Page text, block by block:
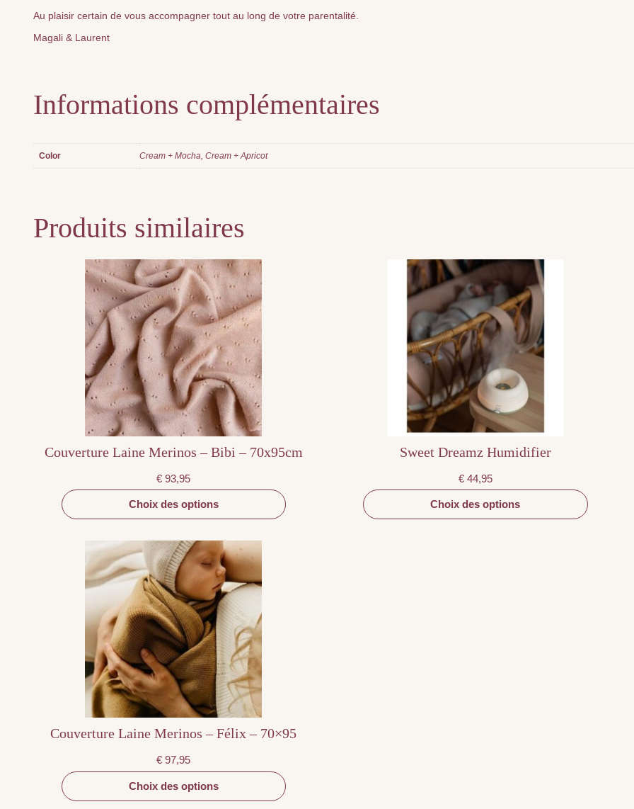
Au plaisir certain de vous accompagner tout au long de votre parentalité.
Magali & Laurent
Informations complémentaires
Color Cream + Mocha, Cream + Apricot
Produits similaires
Couverture Laine Merinos – Bibi – 70x95cm
€ 93,95
Choix des options
Ce
produit
a
plusieurs
variations.
Les
options
peuvent
être
choisies
sur
la
page
du
produit
Sweet Dreamz Humidifier
€44,95
Choix des options
a
plusieurs
variations.
Les
options
peuvent
être
sur
la
du
produit
Couverture Laine Merinos – Félix – 70×95
€ 97,95
Choix des options
Ce
produit
a
plusieurs
variations.
Les
options
peuvent
être
choisies
sur
la
page
du
produit